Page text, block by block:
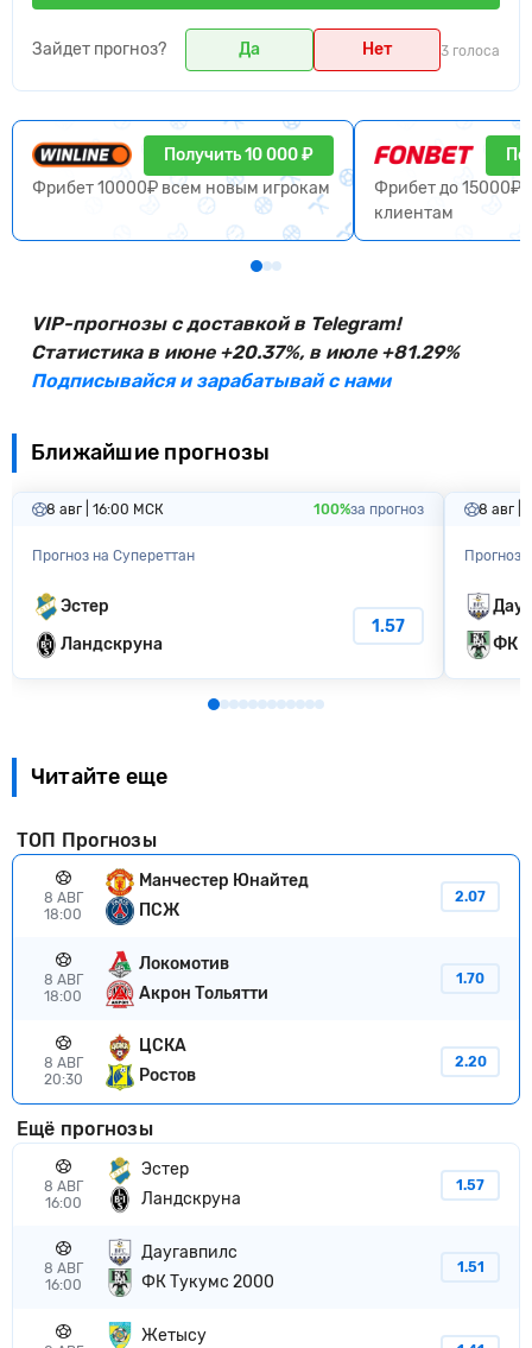
Зайдет прогноз? Да Нет 3 голоса
Получить 10 000 ₽
Фрибет 10000₽ всем новым игрокам
Фрибет до 15000₽
клиентам
VIP-прогнозы с доставкой в Telegram!
Статистика в июне +20.37%, в июле +81.29%
Подписывайся и зарабатывай с нами
Ближайшие прогнозы
8 авг | 16:00 МСК 100%за прогноз
Прогноз на Супереттан
Эстер
Ландскруна
1.57
8 авг |
Прогноз
ФК
Читайте еще
ТОП Прогнозы
8 АВГ
18:00
Манчестер Юнайтед
ПСЖ
2.07
8 АВГ
18:00
Локомотив
Акрон Тольятти
1.70
8 АВГ
20:30
ЦСКА
Ростов
2.20
Ещё прогнозы
8 АВГ
16:00
Эстер
Ландскруна
1.57
8 АВГ
16:00
Даугавпилс
ФК Тукумс 2000
1.51
Жетысу